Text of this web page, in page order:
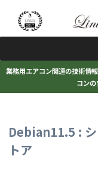
業務用エアコン関連の技術情
コンの
Debian11.5 :
トア